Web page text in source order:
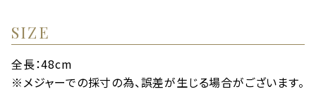
SIZE
全長：48cm
※メジャーでの採寸の為、誤差が生じる場合がございます。